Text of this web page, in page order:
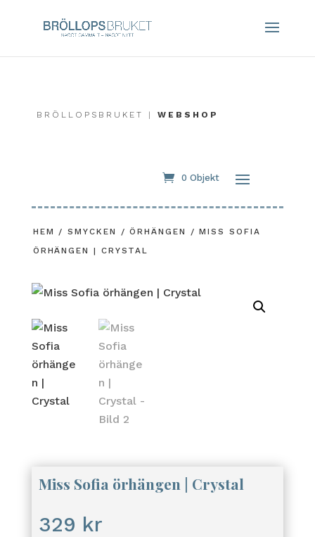
BRÖLLOPSBRUKET | WEBSHOP
0 Objekt
HEM /SMYCKEN /ÖRHÄNGEN / MISS SOFIA
ÖRHÄNGEN | CRYSTAL
Miss Sofia örhängen | Crystal
329 kr